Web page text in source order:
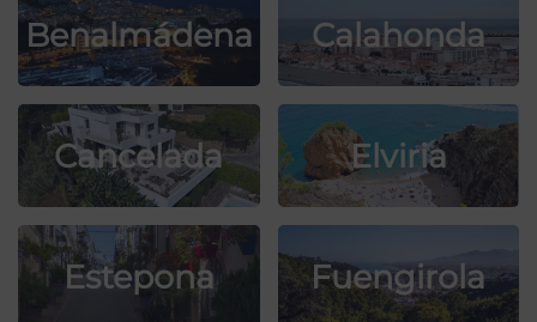
Benalmádena Calahonda
Cancelada Elviria
Estepona Fuengirola